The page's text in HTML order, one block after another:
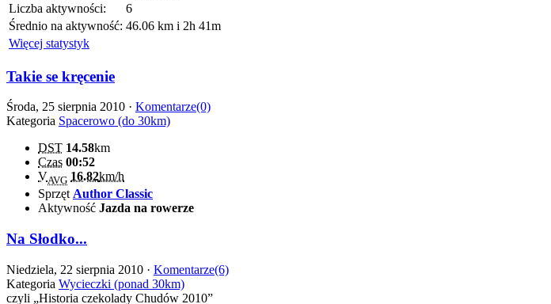
Liczba aktywności:
6
Średnio na aktywność: 46.06 km i 2h 41m
Więcej statystyk
Takie se kręcenie
Środa, 25 sierpnia 2010 · Komentarze(0)
Kategoria Spacerowo (do 30km)
DST 14.58km
Czas 00:52
VAVG 16.82km/h
SprzętAuthor Classic
Aktywność Jazda na rowerze
Na Słodko...
Niedziela, 22 sierpnia 2010 · Komentarze(6)
Kategoria Wycieczki (ponad 30km)
czyli „Historia czekolady Chudów 2010”